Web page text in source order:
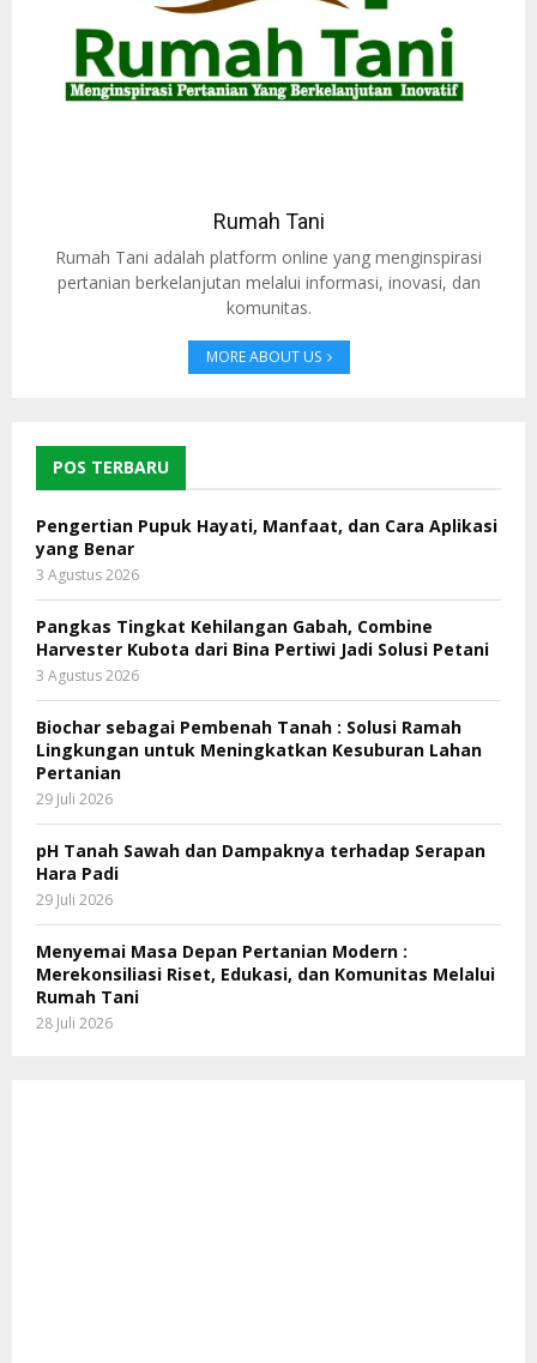
Rumah Tani
Rumah Tani adalah platform online yang menginspirasi
pertanian berkelanjutan melalui informasi, inovasi, dan
komunitas.
MORE ABOUT US
POS TERBARU
Pengertian Pupuk Hayati, Manfaat, dan Cara Aplikasi
yang Benar
3 Agustus 2026
Pangkas Tingkat Kehilangan Gabah, Combine
Harvester Kubota dari Bina Pertiwi Jadi Solusi Petani
3 Agustus 2026
Biochar sebagai Pembenah Tanah : Solusi Ramah
Lingkungan untuk Meningkatkan Kesuburan Lahan
Pertanian
29 Juli 2026
pH Tanah Sawah dan Dampaknya terhadap Serapan
Hara Padi
29 Juli 2026
Menyemai Masa Depan Pertanian Modern :
Merekonsiliasi Riset, Edukasi, dan Komunitas Melalui
Rumah Tani
28 Juli 2026